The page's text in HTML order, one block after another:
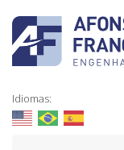
Idiomas: